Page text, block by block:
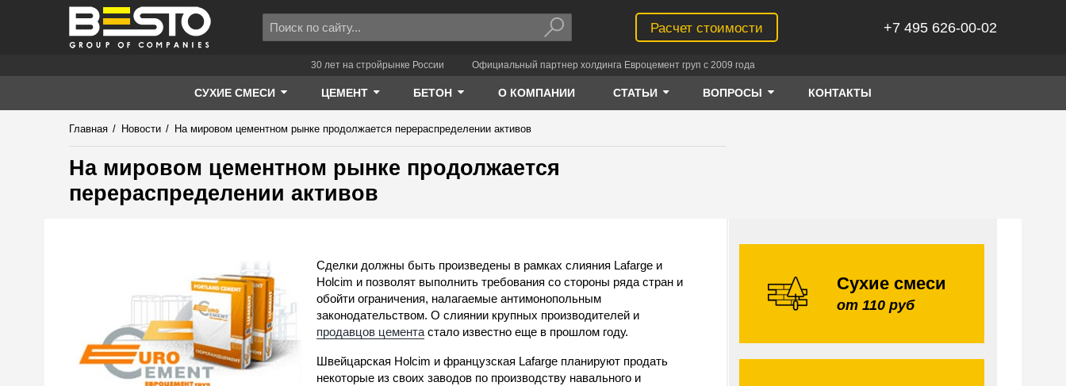
Расчет стоимости +7 495 626-00-02
30 лет на стройрынке России Официальный партнер холдинга Евроцемент груп с 2009 года
СУХИЕ СМЕСИ ЦЕМЕНТ БЕТОН О КОМПАНИИ СТАТЬИ ВОПРОСЫ КОНТАКТЫ
Главная / Новости / На мировом цементном рынке продолжается перераспределении активов
На мировом цементном рынке продолжается
перераспределении активов
Сделки должны быть произведены в рамках слияния Lafarge и
Holcim и позволят выполнить требования со стороны ряда стран и
обойти ограничения, налагаемые антимонопольным
законодательством. О слиянии крупных производителей и
продавцов цемента стало известно еще в прошлом году.
Швейцарская Holcim и французская Lafarge планируют продать
некоторые из своих заводов по производству навального и
Сухие смеси
от 110 руб